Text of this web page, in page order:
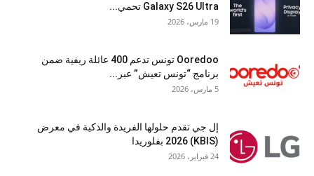
Galaxy S26 Ultra تحمي...
19 مارس، 2026
Ooredoo تونس تدعم 400 عائلة ريفية ضمن
برنامج “تونس تعيش” عبر...
5 مارس، 2026
إل جي تقدم حلولها الفريدة والذكية في معرض
(KBIS) 2026 بفلوريدا
24 فبراير، 2026